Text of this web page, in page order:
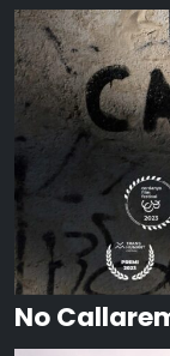
No